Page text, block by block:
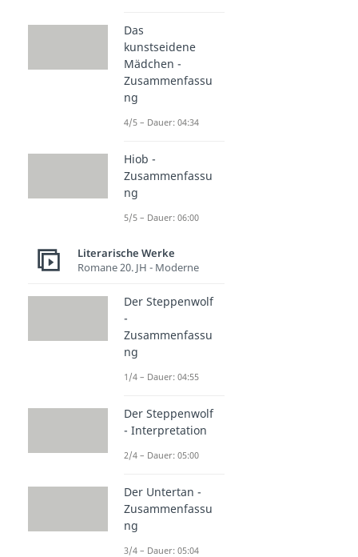
Das
kunstseidene
Mädchen -
Zusammenfassu
ng
4/5 – Dauer: 04:34
Hiob -
Zusammenfassu
ng
5/5 – Dauer: 06:00
Literarische Werke
Romane 20. JH - Moderne
Der Steppenwolf
-
Zusammenfassu
ng
1/4 – Dauer: 04:55
Der Steppenwolf
- Interpretation
2/4 – Dauer: 05:00
Der Untertan -
Zusammenfassu
ng
3/4 – Dauer: 05:04